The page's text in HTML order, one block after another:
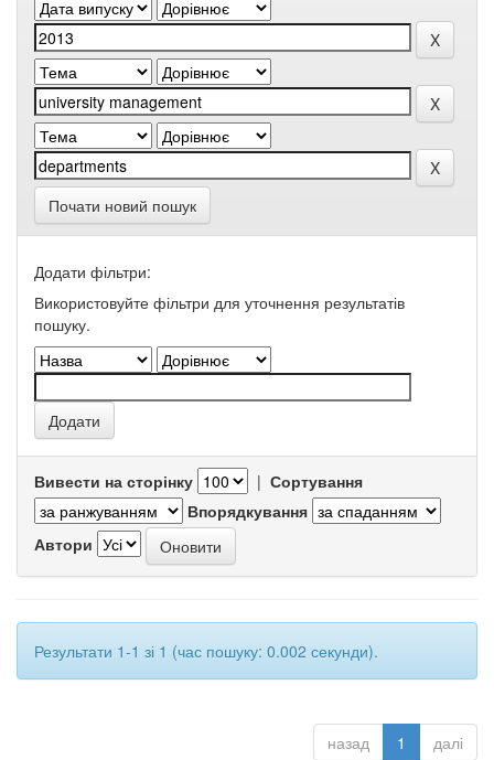
Почати новий пошук
Додати фільтри:
Використовуйте фільтри для уточнення результатів
пошуку.
Вивести на сторінку | Сортування
Впорядкування
Автори
Результати 1-1 зі 1 (час пошуку: 0.002 секунди).
назад 1 далі